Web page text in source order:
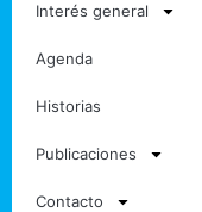
Interés general
Agenda
Historias
Publicaciones
Contacto